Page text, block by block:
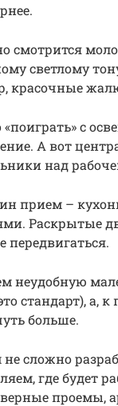
смотрится
светлому
красочные
с
А вот
над
прием –
Раскрытые
передвигаться.
неудобную
стандарт), а,
больше.
не сложно
где будет
проемы,